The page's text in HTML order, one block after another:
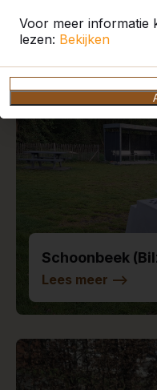
Voor meer informatie
lezen: Bekijken
Schoonbeek
Lees meer -->